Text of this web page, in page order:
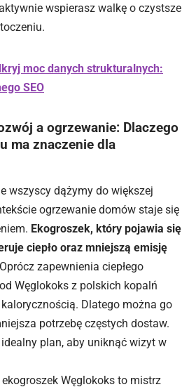
wspierasz walkę o czystsze
moc danych strukturalnych:
SEO
a ogrzewanie: Dlaczego
ma znaczenie dla
wszyscy dążymy do większej
ogrzewanie domów staje się
Ekogroszek, który pojawia się
ciepło oraz mniejszą emisję
Oprócz zapewnienia ciepłego
Węglokoks z polskich kopalń
Dlatego można go
potrzebę częstych dostaw.
plan, aby uniknąć wizyt w
Węglokoks to mistrz